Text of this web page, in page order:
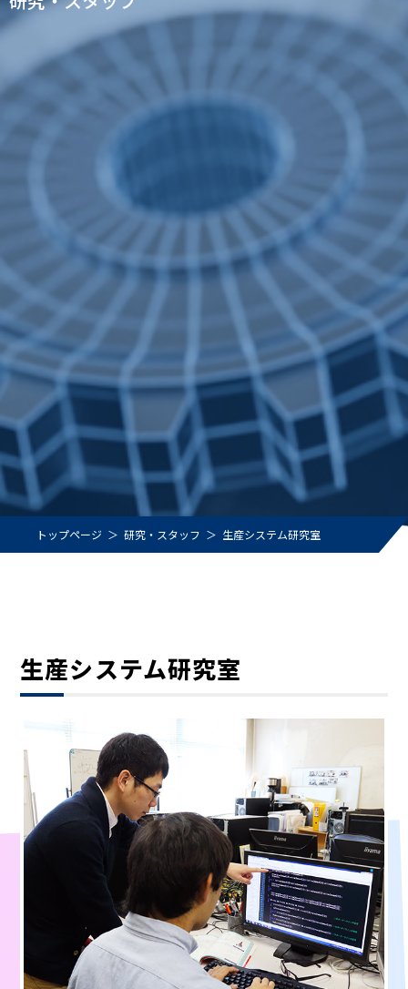
トップページ 研究・スタッフ 生産システム研究室
生産システム研究室